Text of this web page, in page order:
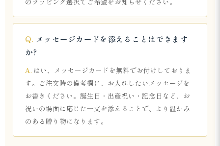
メッセージカードを添えることはできます
か?
はい、メッセージカードを無料でお付けしておりま
す。ご注文時の備考欄に、お入れしたいメッセージを
お書きください。誕生日・出産祝い・記念日など、お
祝いの場面に応じた一文を添えることで、より温かみ
のある贈り物になります。